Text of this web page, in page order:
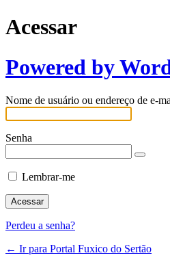
Acessar
Powered by
Nome de usuário ou endereço de e-
Senha
Lembrar-me
Perdeu a senha?
← Ir para Portal Fuxico do Sertão